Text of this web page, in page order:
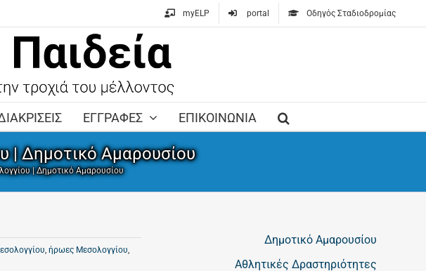
myELP portal Οδηγός Σταδιοδρομίας
ΕΓΓΡΑΦΕΣ ΕΠΙΚΟΙΝΩΝΙΑ
| Δημοτικό Αμαρουσίου
| Δημοτικό Αμαρουσίου
, ήρωες Μεσολογγίου,
Δημοτικό Αμαρουσίου
Αθλητικές Δραστηριότητες